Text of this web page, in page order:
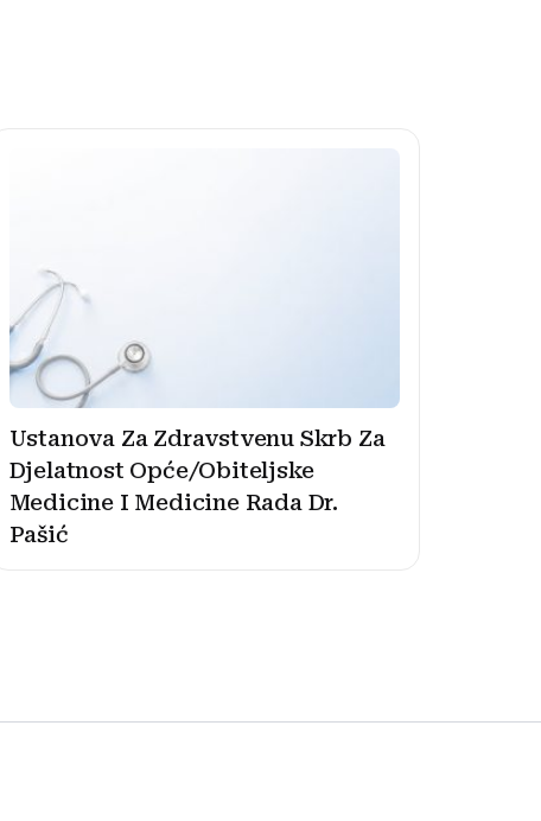
Ustanova Za Zdravstvenu Skrb Za
Djelatnost Opće/Obiteljske
Medicine I Medicine Rada Dr.
Pašić